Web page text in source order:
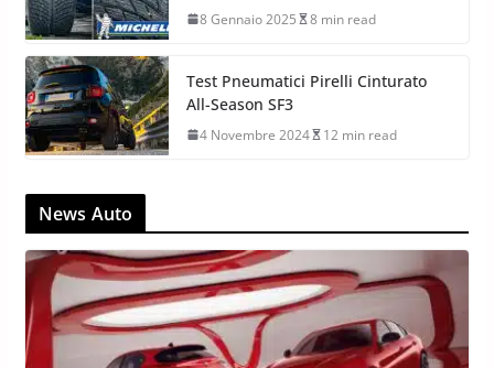
8 Gennaio 2025 8 min read
Test Pneumatici Pirelli Cinturato
All-Season SF3
4 Novembre 2024 12 min read
News Auto